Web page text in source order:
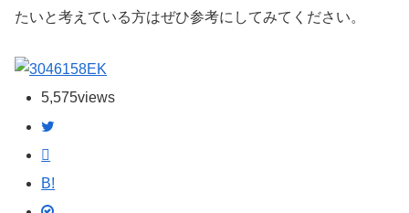
たいと考えている方はぜひ参考にしてみてください。
EK
5,575views
B!